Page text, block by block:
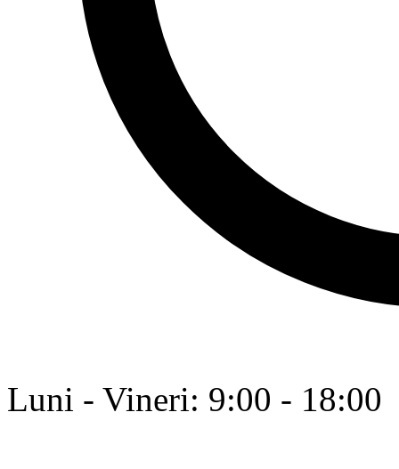
Luni - Vineri: 9:00 - 18:00